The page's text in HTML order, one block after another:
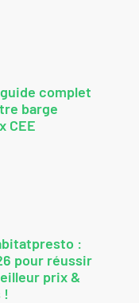
guide complet
barge
CEE
:
pour réussir
prix &
!